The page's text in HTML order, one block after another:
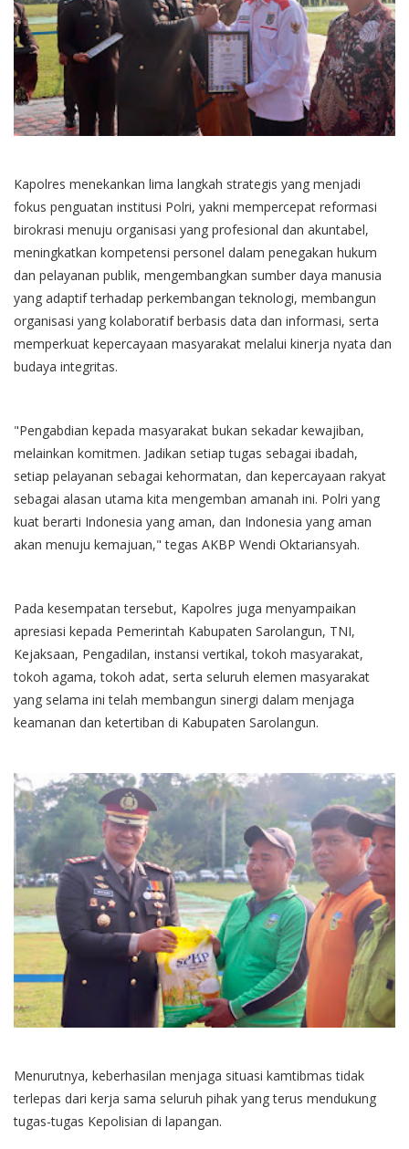
Kapolres menekankan lima langkah strategis yang menjadi
fokus penguatan institusi Polri, yakni mempercepat reformasi
birokrasi menuju organisasi yang profesional dan akuntabel,
meningkatkan kompetensi personel dalam penegakan hukum
dan pelayanan publik, mengembangkan sumber daya manusia
yang adaptif terhadap perkembangan teknologi, membangun
organisasi yang kolaboratif berbasis data dan informasi, serta
memperkuat kepercayaan masyarakat melalui kinerja nyata dan
budaya integritas.
"Pengabdian kepada masyarakat bukan sekadar kewajiban,
melainkan komitmen. Jadikan setiap tugas sebagai ibadah,
setiap pelayanan sebagai kehormatan, dan kepercayaan rakyat
sebagai alasan utama kita mengemban amanah ini. Polri yang
kuat berarti Indonesia yang aman, dan Indonesia yang aman
akan menuju kemajuan," tegas AKBP Wendi Oktariansyah.
Pada kesempatan tersebut, Kapolres juga menyampaikan
apresiasi kepada Pemerintah Kabupaten Sarolangun, TNI,
Kejaksaan, Pengadilan, instansi vertikal, tokoh masyarakat,
tokoh agama, tokoh adat, serta seluruh elemen masyarakat
yang selama ini telah membangun sinergi dalam menjaga
keamanan dan ketertiban di Kabupaten Sarolangun.
Menurutnya, keberhasilan menjaga situasi kamtibmas tidak
terlepas dari kerja sama seluruh pihak yang terus mendukung
tugas-tugas Kepolisian di lapangan.